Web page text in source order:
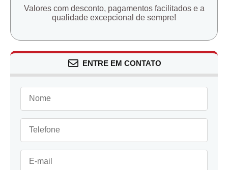
Valores com desconto, pagamentos facilitados e a
qualidade excepcional de sempre!
ENTRE EM CONTATO